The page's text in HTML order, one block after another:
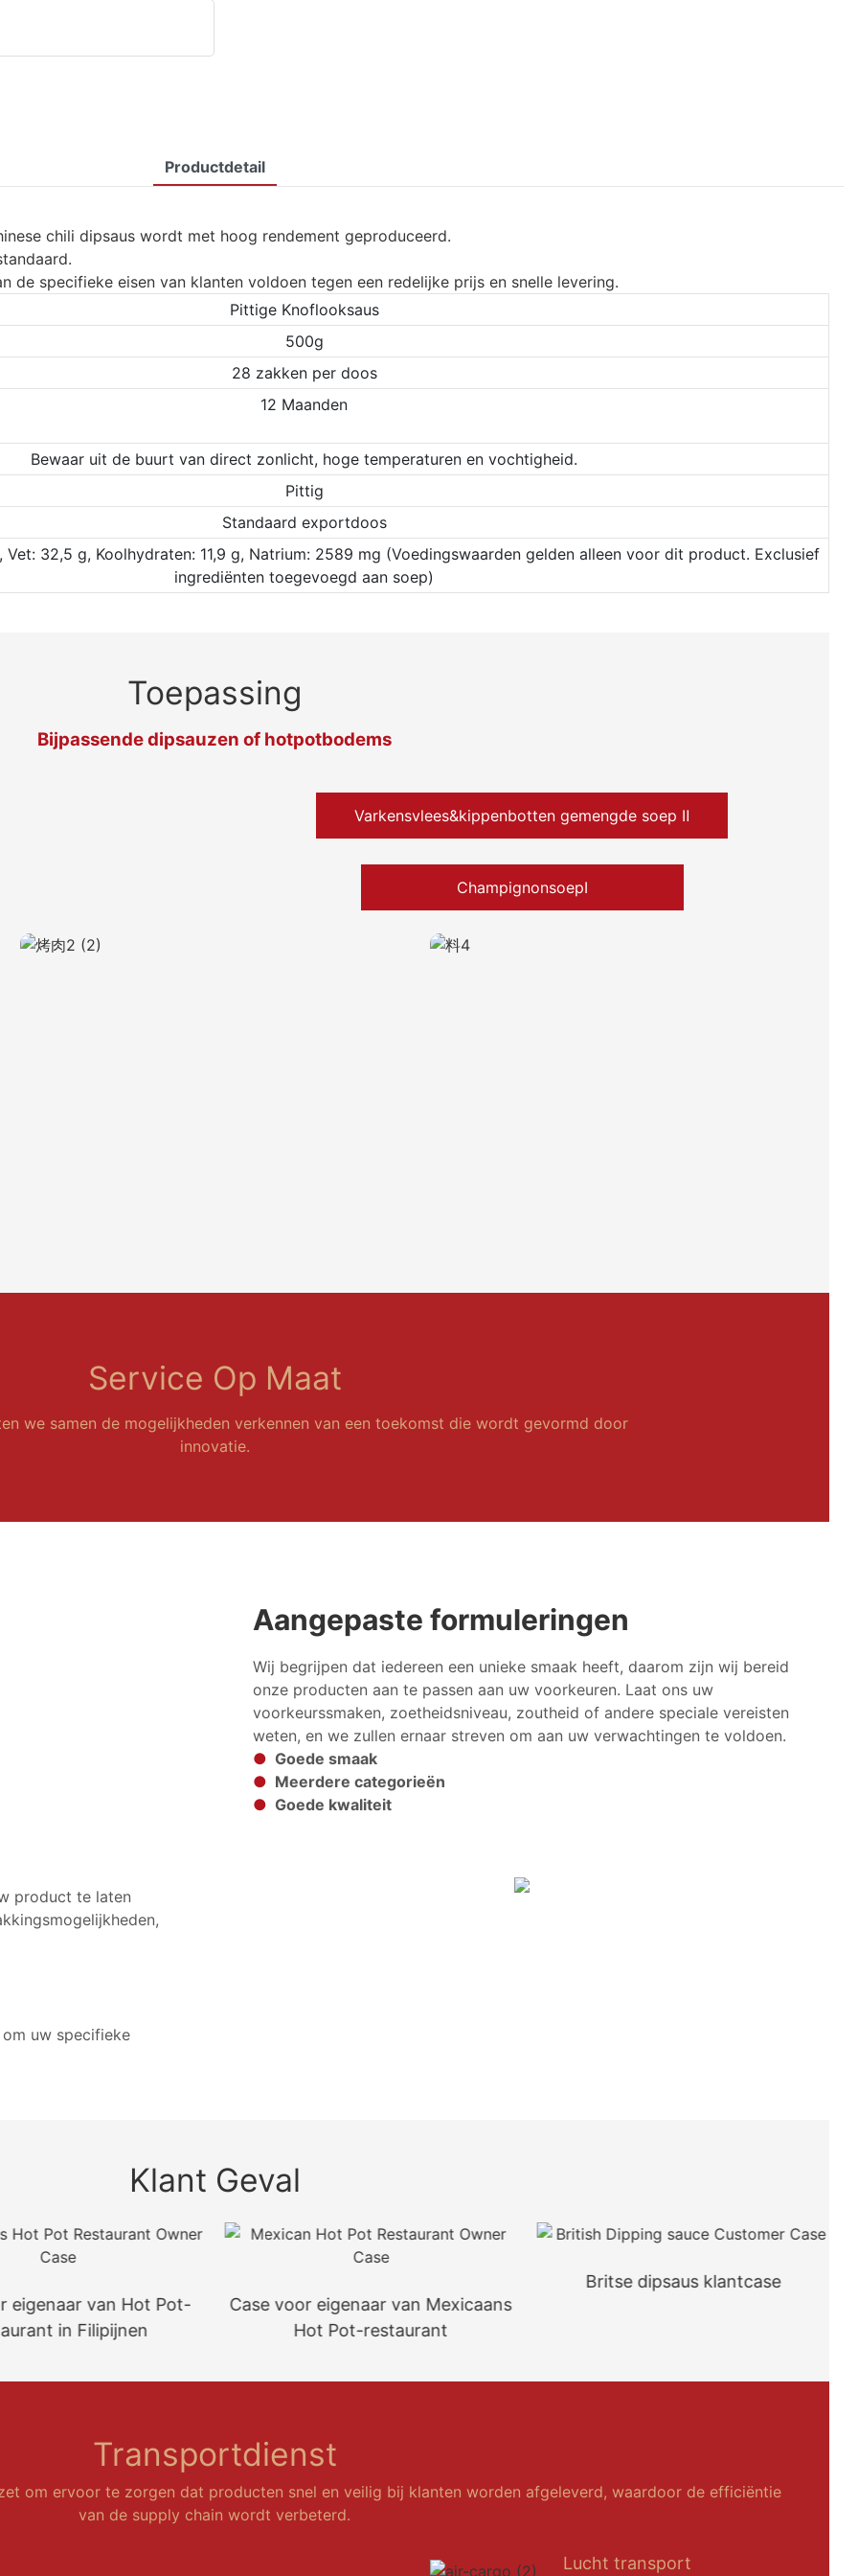
Productdetail
chili dipsaus wordt met hoog rendement geproduceerd.
de specifieke eisen van klanten voldoen tegen een redelijke prijs en snelle levering.
Pittige Knoflooksaus
500g
28 zakken per doos
12 Maanden
Bewaar uit de buurt van direct zonlicht, hoge temperaturen en vochtigheid.
Pittig
Standaard exportdoos
Vet: 32,5 g, Koolhydraten: 11,9 g, Natrium: 2589 mg (Voedingswaarden gelden alleen voor dit product. Exclusief
ingrediënten toegevoegd aan soep)
Toepassing
Bijpassende dipsauzen of hotpotbodems
Varkensvlees&kippenbotten gemengde soep Ⅱ
ChampignonsoepⅠ
Service Op Maat
we samen de mogelijkheden verkennen van een toekomst die wordt gevormd door
innovatie.
Aangepaste formuleringen
Wij begrijpen dat iedereen een unieke smaak heeft, daarom zijn wij bereid
onze producten aan te passen aan uw voorkeuren. Laat ons uw
voorkeurssmaken, zoetheidsniveau, zoutheid of andere speciale vereisten
weten, en we zullen ernaar streven om aan uw verwachtingen te voldoen.
● Goede smaak
● Meerdere categorieën
● Goede kwaliteit
product te laten
uw specifieke
Klant Geval
eigenaar van Hot Pot-
in Filipijnen
Case voor eigenaar van Mexicaans
Hot Pot-restaurant
Britse dipsaus klantcase
Transportdienst
om ervoor te zorgen dat producten snel en veilig bij klanten worden afgeleverd, waardoor de efficiëntie
van de supply chain wordt verbeterd.
Lucht transport